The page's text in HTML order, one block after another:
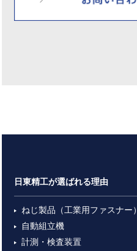
日東精工が選ばれる理由
ねじ製品（工業用ファスナー）
自動組立機
計測・検査装置